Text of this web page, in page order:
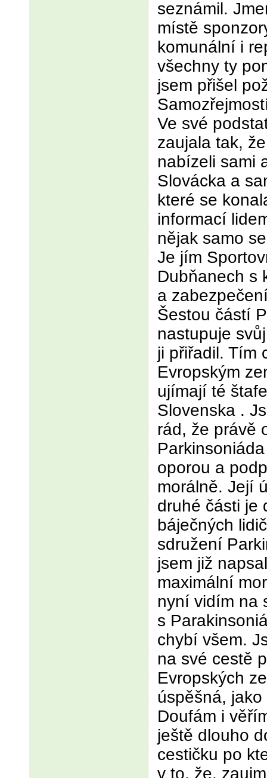
seznámil.
místě
komunální i
všechny ty
jsem přišel
Ve své
zaujala tak,
nabízeli sami
Slovácka a
které se
informací
nějak samo
Je jím
Dubňanech s
a
Šestou částí
nastupuje
ji přiřadil. Tím
Evropským
ujímají té
Slovenska .
rád, že právě
oporou a
morálně. Její
druhé části je
báječných
sdružení
jsem již
maximální
nyní vidím na
s
chybí všem.
na své cestě
Evropských
úspěšná,
Doufám i
ještě dlouho
cestičku po
v to, že,